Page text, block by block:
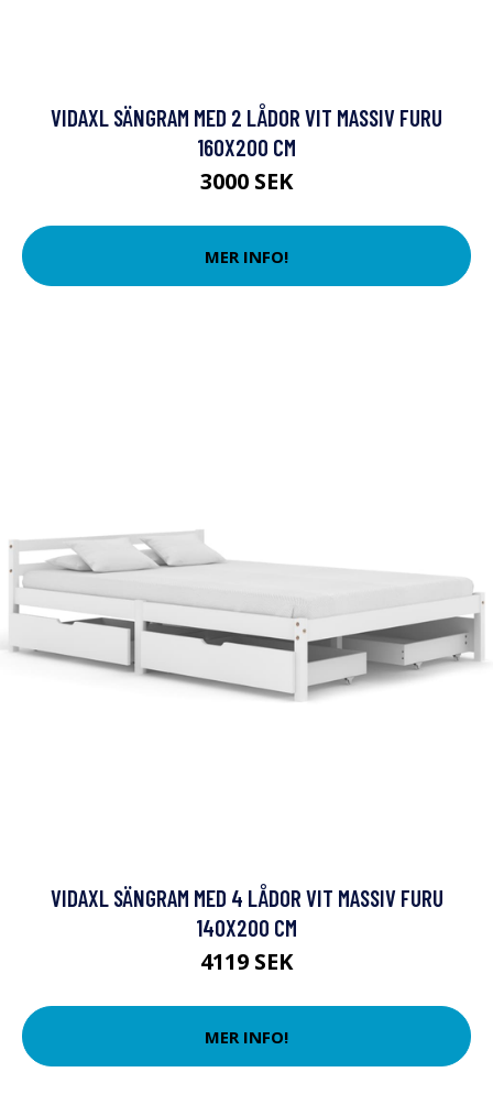
VIDAXL SÄNGRAM MED 2 LÅDOR VIT MASSIV FURU
160X200 CM
3000 SEK
MER INFO!
VIDAXL SÄNGRAM MED 4 LÅDOR VIT MASSIV FURU
140X200 CM
4119 SEK
MER INFO!